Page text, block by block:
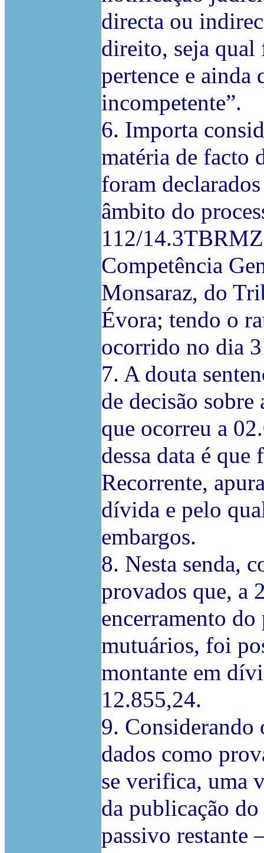
directa ou
direito, seja qual
pertence e ainda
incompetente”.
6. Importa
matéria de facto
foram
âmbito do
112/
Competência
Monsaraz, do
Évora; tendo o
ocorrido no dia
7. A douta
de decisão sobre
que ocorreu a
dessa data é
Recorrente,
dívida e pelo
embargos.
8. Nesta senda,
provados que, a
encerramento
mutuários, foi
montante em
12.855,24.
9. Considerando
dados como
se verifica, uma
da publicação
passivo restante